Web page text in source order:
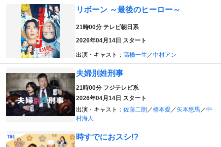
リボーン ～最後のヒーロー～
21時00分 テレビ朝日系
2026年04月14日 スタート
出演・キャスト： 高橋一生 ／中村アン
夫婦別姓刑事
21時00分 フジテレビ系
2026年04月14日 スタート
出演・キャスト： 佐藤二朗 ／橋本愛／矢本悠馬／中
村海人
時すでにおスシ!?